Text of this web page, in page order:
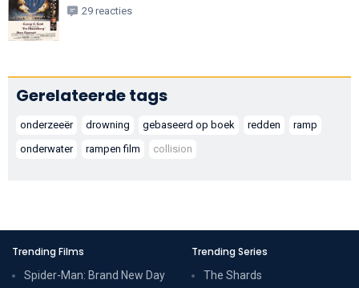
29 reacties
Gerelateerde tags
onderzeeër drowning gebaseerd op boek redden
ramp
onderwater
rampen film collision
Trending Films
Spider-Man: Brand New Day
Trending Series
The Shards